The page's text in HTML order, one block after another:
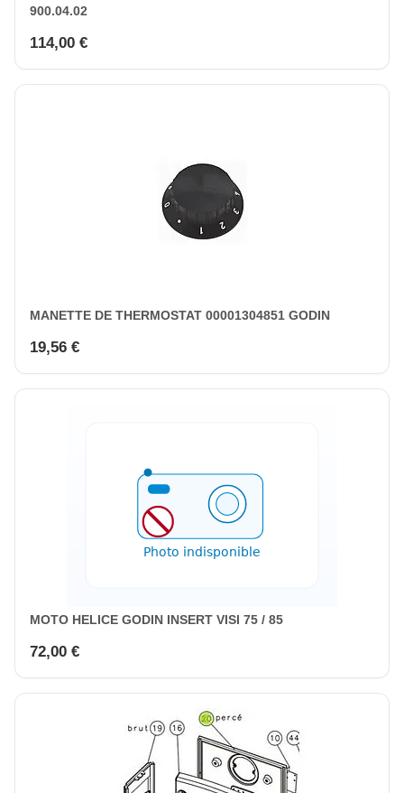
900.04.02
114,00 €
MANETTE DE THERMOSTAT 00001304851 GODIN
19,56 €
MOTO HELICE GODIN INSERT VISI 75 / 85
72,00 €